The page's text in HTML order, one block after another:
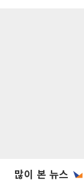
많이 본 뉴스